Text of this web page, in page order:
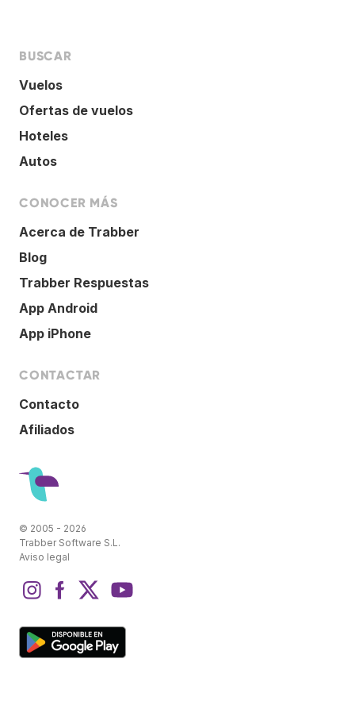
BUSCAR
Vuelos
Ofertas de vuelos
Hoteles
Autos
CONOCER MÁS
Acerca de Trabber
Blog
Trabber Respuestas
App Android
App iPhone
CONTACTAR
Contacto
Afiliados
© 2005 - 2026
Trabber Software S.L.
Aviso legal